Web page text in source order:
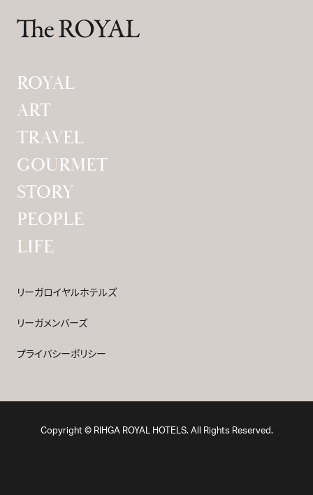
ROYAL
ART
TRAVEL
GOURMET
STORY
PEOPLE
LIFE
リーガロイヤルホテルズ
リーガメンバーズ
プライバシーポリシー
Copyright © RIHGA ROYAL HOTELS. All Rights Reserved.